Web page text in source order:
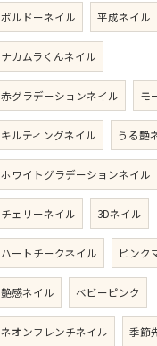
ボルドーネイル 平成ネイル
ナカムラくんネイル
赤グラデーションネイル モ
キルティングネイル うる艶
ホワイトグラデーションネイル
チェリーネイル 3Dネイル
ハートチークネイル ピンク
艶感ネイル ベビーピンク
ネオンフレンチネイル 季節